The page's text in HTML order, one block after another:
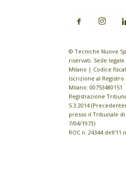
© Tecniche Nuove
riservati. Sede legale
Milano | Codice
Iscrizione al
Milano: 00753480151
Registrazione
5.3.2014
presso il Tribunale di
7/04/1973)
ROC n. 24344 dell’11